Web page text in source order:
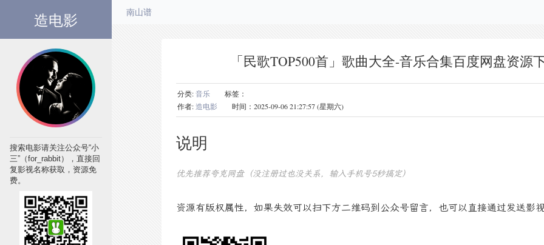
造电影 南山谱
「民歌TOP500首」歌曲大全-音乐合集百度网盘资源
分类:音乐 标签：
作者:造电影 时间：2025-09-06 21:27:57 (星期六)
说明
优先推荐夸克网盘（没注册过也没关系，输入手机号5秒搞定）
资源有版权属性，如果失效可以扫下方二维码到公众号留言，也可以直接通过发送影
搜索电影请关注公众号“小
三”（for_rabbit），直接回
复影视名称获取，资源免
费。